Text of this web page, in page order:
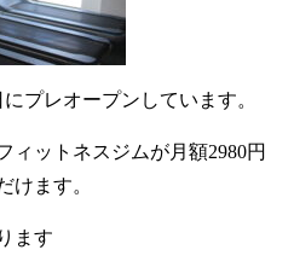
プレオープンしています。
ィットネスジムが月額2980円
けます。
ます